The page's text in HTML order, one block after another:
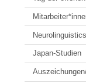
Japan-Studien